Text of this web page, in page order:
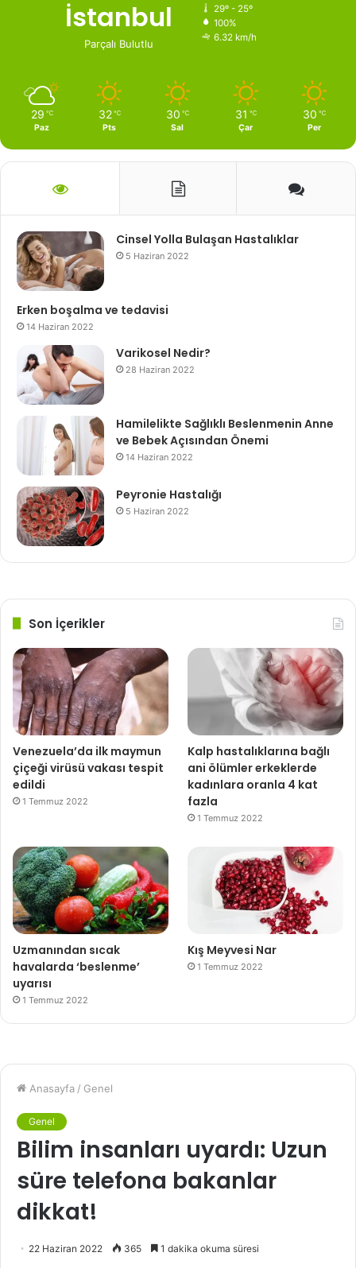
İstanbul
Parçalı Bulutlu
29º - 25º
100%
6.32 km/h
29 ℃
Paz
32 ℃
Pts
30 ℃
Sal
31 ℃
Çar
30 ℃
Per
Cinsel Yolla Bulaşan Hastalıklar
5 Haziran 2022
Erken boşalma ve tedavisi
14 Haziran 2022
Varikosel Nedir?
28 Haziran 2022
Hamilelikte Sağlıklı Beslenmenin Anne
ve Bebek Açısından Önemi
14 Haziran 2022
Peyronie Hastalığı
5 Haziran 2022
Son İçerikler
Venezuela’da ilk maymun
çiçeği virüsü vakası tespit
edildi
1 Temmuz 2022
Kalp hastalıklarına bağlı
ani ölümler erkeklerde
kadınlara oranla 4 kat
fazla
1 Temmuz 2022
Uzmanından sıcak
havalarda ‘beslenme’
uyarısı
1 Temmuz 2022
Kış Meyvesi Nar
1 Temmuz 2022